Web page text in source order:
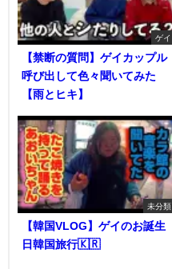
ゲイ
【禁断の質問】ゲイカップル
呼び出して色々聞いてみた
【雨とヒキ】
未分類
【韓国VLOG】ゲイのお誕生
日韓国旅行🇰🇷